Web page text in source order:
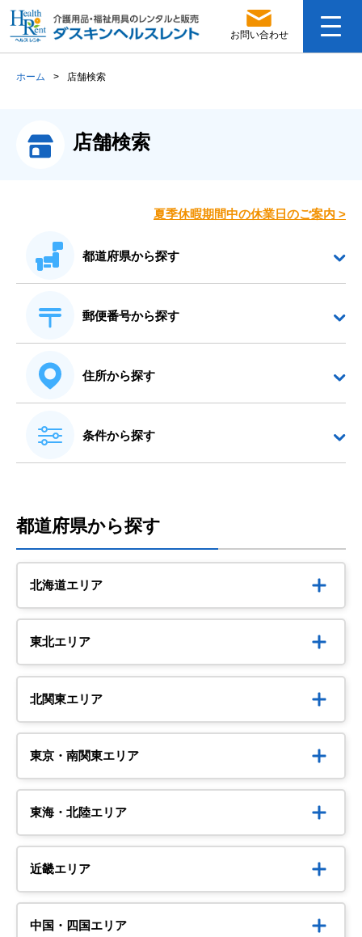
お問い合わせ
ホーム > 店舗検索
店舗検索
夏季休暇期間中の休業日のご案内 >
都道府県から探す
郵便番号から探す
住所から探す
条件から探す
都道府県から探す
北海道エリア
東北エリア
北関東エリア
東京・南関東エリア
東海・北陸エリア
近畿エリア
中国・四国エリア